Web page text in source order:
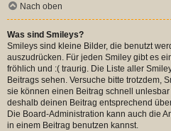
Nach oben
Was sind Smileys?
Smileys sind kleine Bilder, die benutzt
auszudrücken. Für jeden Smiley gibt es
fröhlich und :( traurig. Die Liste aller
Beitrags sehen. Versuche bitte trotzdem,
sie können einen Beitrag schnell
deshalb deinen Beitrag entsprechend
Die Board-Administration kann auch die
in einem Beitrag benutzen kannst.